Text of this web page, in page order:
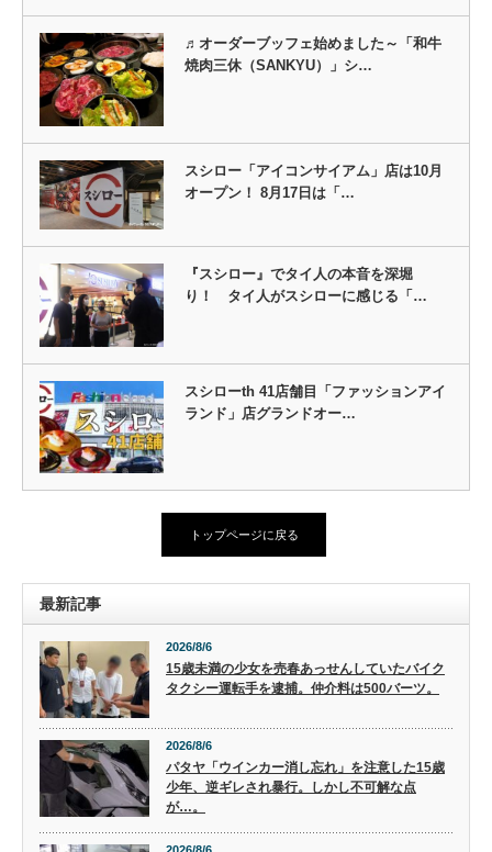
♬オーダーブッフェ始めました～「和牛
焼肉三休（SANKYU）」シ…
スシロー「アイコンサイアム」店は10月
オープン！ 8月17日は「…
『スシロー』でタイ人の本音を深堀
り！ タイ人がスシローに感じる「…
スシローth 41店舗目「ファッションアイ
ランド」店グランドオー…
トップページに戻る
最新記事
2026/8/6
15歳未満の少女を売春あっせんしていたバイク
タクシー運転手を逮捕。仲介料は500バーツ。
2026/8/6
パタヤ「ウインカー消し忘れ」を注意した15歳
少年、逆ギレされ暴行。しかし不可解な点
が…。